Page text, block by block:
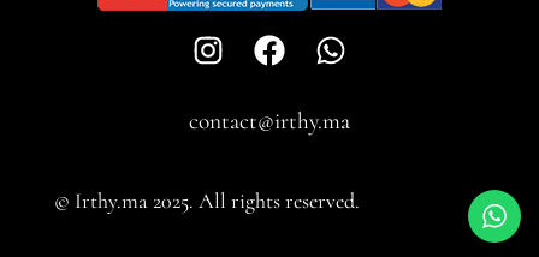
contact@irthy.ma​
© Irthy.ma 2025. All rights reserved.